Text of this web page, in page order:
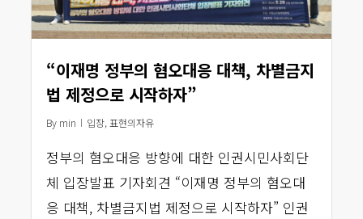
“이재명 정부의 혐오대응 대책, 차별금지
법 제정으로 시작하자”
By min 입장, 표현의자유
정부의 혐오대응 방향에 대한 인권시민사회단
체 입장발표 기자회견 “이재명 정부의 혐오대
응 대책, 차별금지법 제정으로 시작하자” 인권